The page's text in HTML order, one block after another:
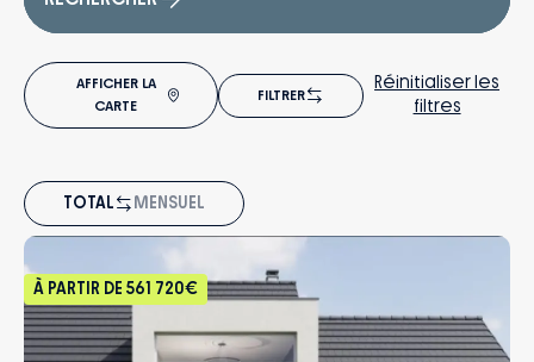
AFFICHER LA
CARTE
FILTRER
Réinitialiser les
filtres
TOTAL MENSUEL
À PARTIR DE 561 720€